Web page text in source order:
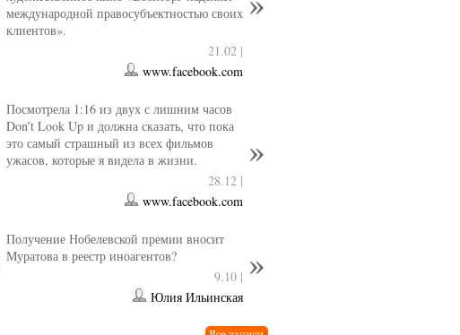
международной правосубъектностью своих
клиентов».
21.02 |
www.facebook.com
Посмотрела 1:16 из двух с лишним часов
Don’t Look Up и должна сказать, что пока
это самый страшный из всех фильмов
ужасов, которые я видела в жизни.
28.12 |
www.facebook.com
Получение Нобелевской премии вносит
Муратова в реестр иноагентов?
9.10 |
Юлия Ильинская